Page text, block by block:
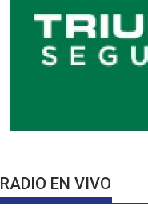
RADIO EN VIVO